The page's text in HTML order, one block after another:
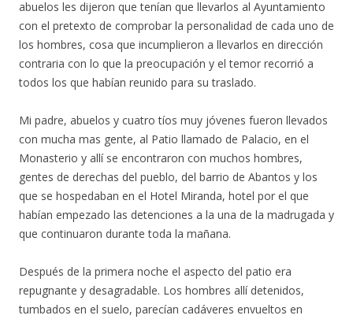
abuelos les dijeron que tenían que llevarlos al Ayuntamiento
con el pretexto de comprobar la personalidad de cada uno de
los hombres, cosa que incumplieron a llevarlos en dirección
contraria con lo que la preocupación y el temor recorrió a
todos los que habían reunido para su traslado.
Mi padre, abuelos y cuatro tíos muy jóvenes fueron llevados
con mucha mas gente, al Patio llamado de Palacio, en el
Monasterio y allí se encontraron con muchos hombres,
gentes de derechas del pueblo, del barrio de Abantos y los
que se hospedaban en el Hotel Miranda, hotel por el que
habían empezado las detenciones a la una de la madrugada y
que continuaron durante toda la mañana.
Después de la primera noche el aspecto del patio era
repugnante y desagradable. Los hombres allí detenidos,
tumbados en el suelo, parecían cadáveres envueltos en